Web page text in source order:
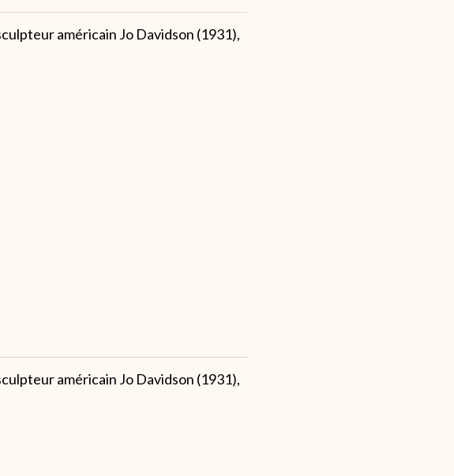
américain Jo Davidson (1931),
américain Jo Davidson (1931),